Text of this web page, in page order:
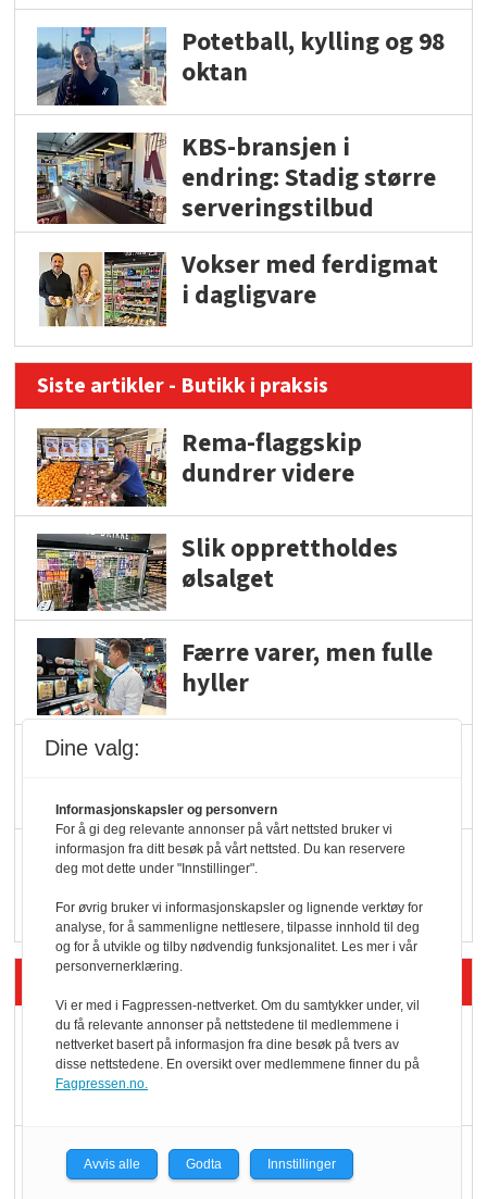
Potetball, kylling og 98
oktan
KBS-bransjen i
endring: Stadig større
serveringstilbud
Vokser med ferdigmat
i dagligvare
Siste artikler - Butikk i praksis
Rema-flaggskip
dundrer videre
Slik opprettholdes
ølsalget
Færre varer, men fulle
hyller
Q passerte 1 milliard i
Siste artikler - Økologisk
Kolonihagens norske
yoghurt: Trues av
Marit Kolby vant
Økologisk Norge sin
Dine valg:
Informasjonskapsler og personvern
For å gi deg relevante annonser på vårt nettsted bruker vi
informasjon fra ditt besøk på vårt nettsted. Du kan reservere
deg mot dette under "Innstillinger".
For øvrig bruker vi informasjonskapsler og lignende verktøy for
analyse, for å sammenligne nettlesere, tilpasse innhold til deg
og for å utvikle og tilby nødvendig funksjonalitet. Les mer i vår
personvernerklæring.
Vi er med i Fagpressen-nettverket. Om du samtykker under, vil
du få relevante annonser på nettstedene til medlemmene i
nettverket basert på informasjon fra dine besøk på tvers av
disse nettstedene. En oversikt over medlemmene finner du på
Fagpressen.no.
Avvis alle Godta Innstillinger